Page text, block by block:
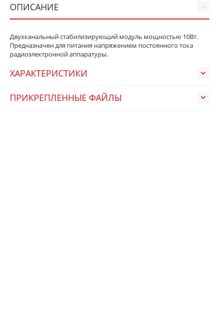
ОПИСАНИЕ
Двухканальный стабилизирующий модуль мощностью 10Вт.
Предназначен для питания напряжением постоянного тока
радиоэлектронной аппаратуры.
ХАРАКТЕРИСТИКИ
ПРИКРЕПЛЕННЫЕ ФАЙЛЫ